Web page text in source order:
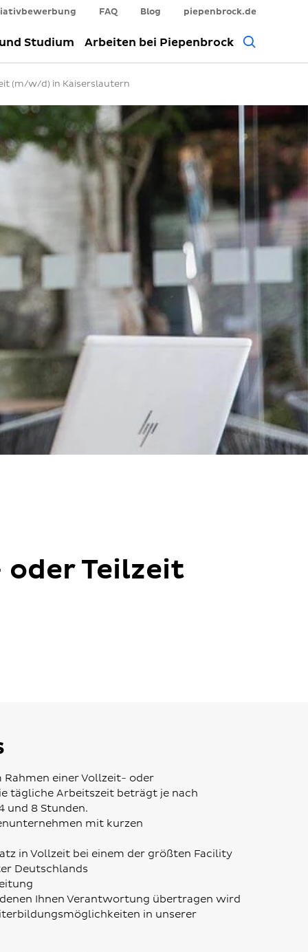
FAQ Blog piepenbrock.de
Studium Arbeiten bei Piepenbrock
(m/w/d) in Kaiserslautern
Teilzeit
einer Vollzeit- oder
tägliche Arbeitszeit beträgt je nach
und 8 Stunden.
mit kurzen
in Vollzeit bei einem der größten Facility
Deutschlands
Ihnen Verantwortung übertragen wird
in unserer